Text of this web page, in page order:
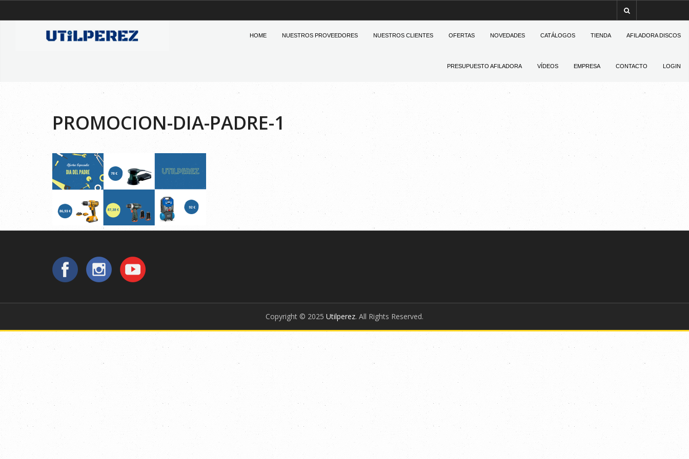
HOME NUESTROS PROVEEDORES NUESTROS CLIENTES OFERTAS NOVEDADES CATÁLOGOS TIENDA AFILADORA DISCOS
PRESUPUESTO AFILADORA VÍDEOS EMPRESA CONTACTO LOGIN
PROMOCION-DIA-PADRE-1
Copyright © 2025 Utilperez. All Rights Reserved.